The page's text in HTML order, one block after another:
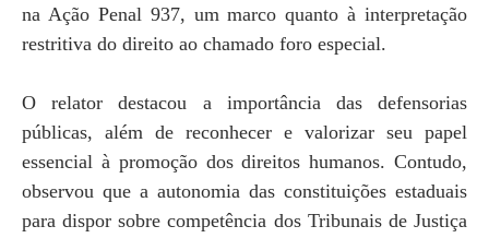
na Ação Penal 937, um marco quanto à interpretação
restritiva do direito ao chamado foro especial.
O relator destacou a importância das defensorias
públicas, além de reconhecer e valorizar seu papel
essencial à promoção dos direitos humanos. Contudo,
observou que a autonomia das constituições estaduais
para dispor sobre competência dos Tribunais de Justiça